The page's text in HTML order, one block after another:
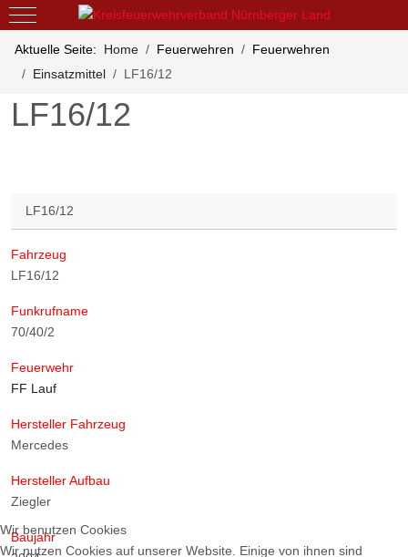
Mobile Menu Toggle
Aktuelle Seite: Home Feuerwehren
Feuerwehren
Einsatzmittel
LF16/12
LF16/12
LF16/12
Fahrzeug
LF16/12
Funkrufname
70/40/2
Feuerwehr
FF Lauf
Hersteller Fahrzeug
Mercedes
Hersteller Aufbau
Ziegler
Baujahr
Wir benutzen Cookies
Wir nutzen Cookies auf unserer Website. Einige von ihnen sind